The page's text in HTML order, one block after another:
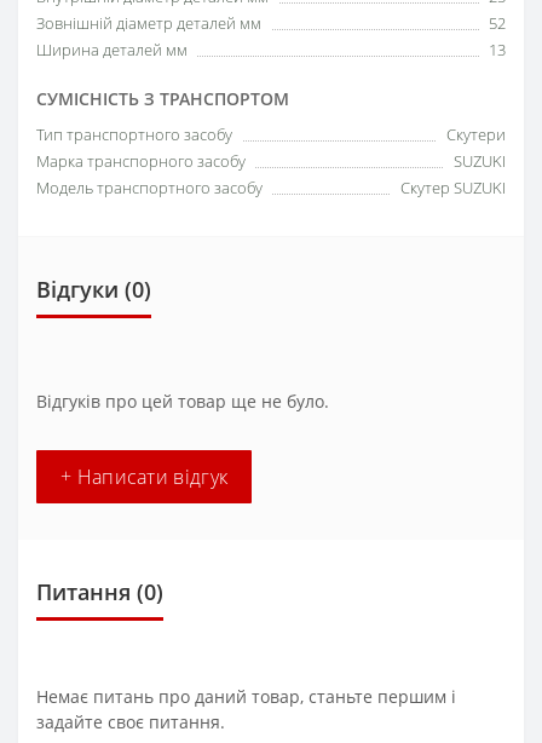
Зовнішній діаметр деталей мм
52
Ширина деталей мм
13
СУМІСНІСТЬ З ТРАНСПОРТОМ
Тип транспортного засобу
Скутери
Марка транспорного засобу
SUZUKI
Модель транспортного засобу
Скутер SUZUKI
Відгуки (0)
Відгуків про цей товар ще не було.
+ Написати відгук
Питання (0)
Немає питань про даний товар, станьте першим і
задайте своє питання.